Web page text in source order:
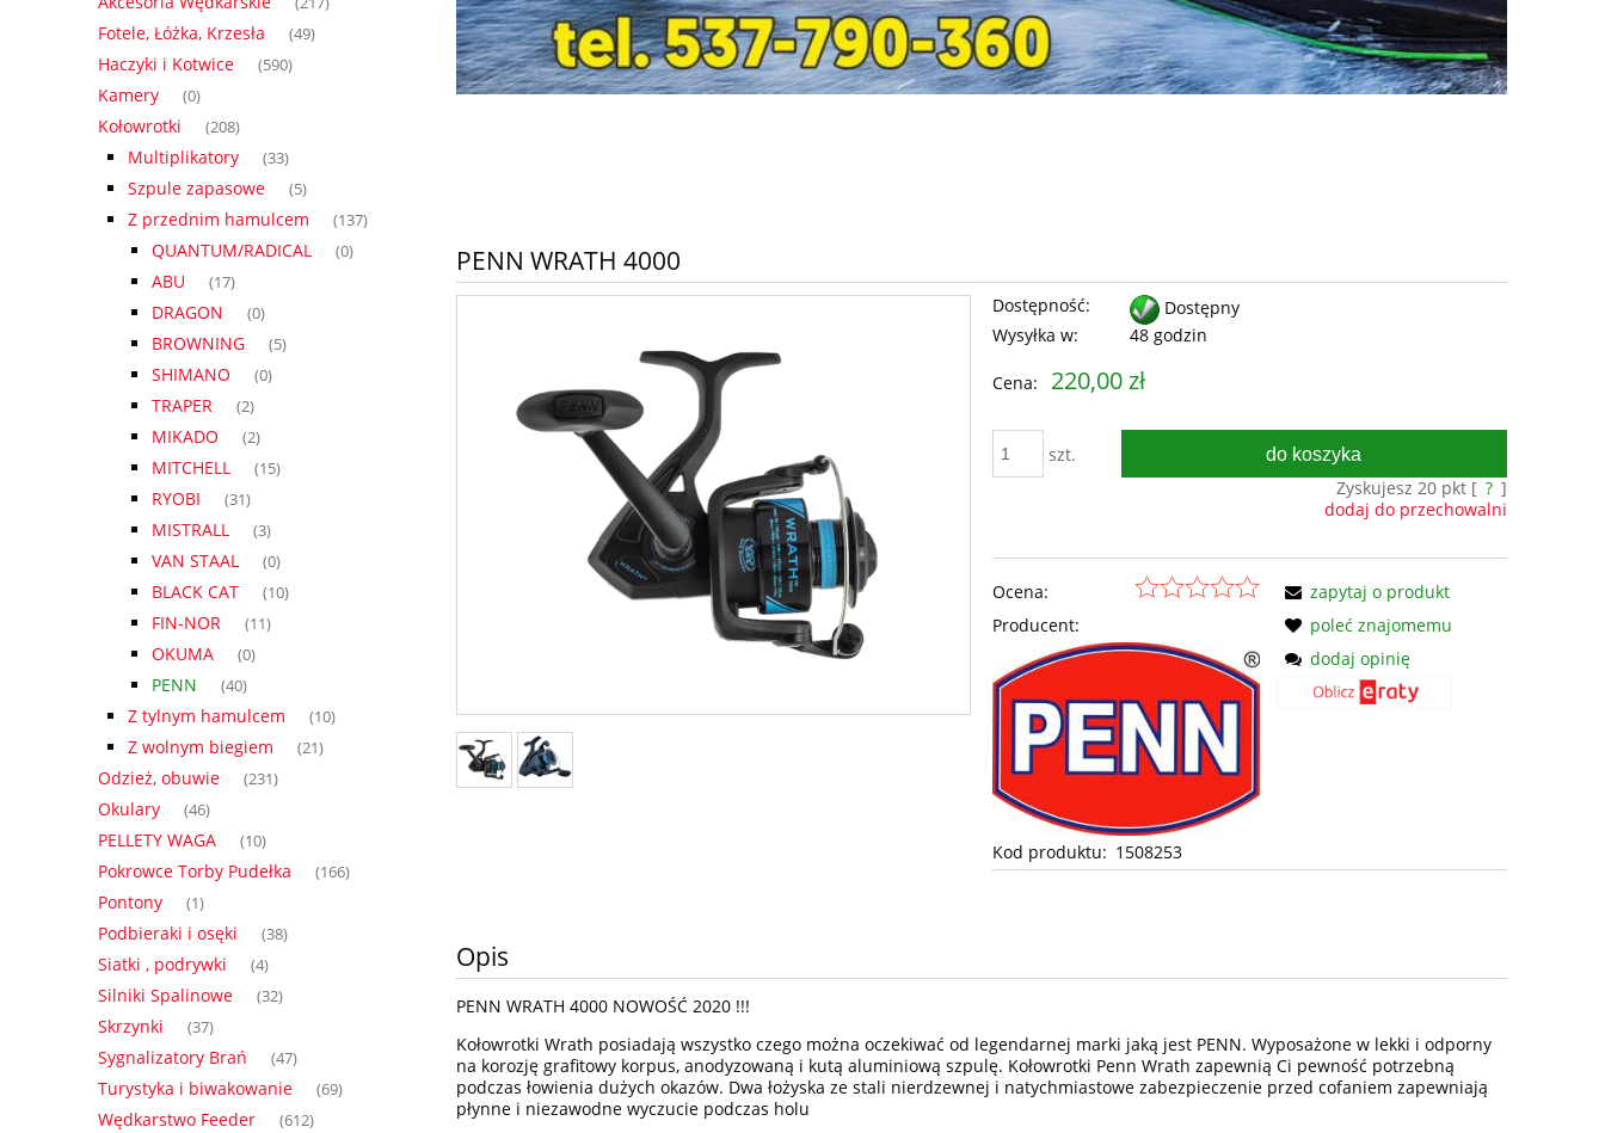
Fotele, Łóżka, Krzesła (49)
Haczyki i Kotwice (590)
Kamery (0)
Kołowrotki (208)
Multiplikatory (33)
Szpule zapasowe (5)
Z przednim hamulcem (137)
QUANTUM/RADICAL (0)
ABU (17)
DRAGON (0)
BROWNING (5)
SHIMANO (0)
TRAPER (2)
MIKADO (2)
MITCHELL (15)
RYOBI (31)
MISTRALL (3)
VAN STAAL (0)
BLACK CAT (10)
FIN-NOR (11)
OKUMA (0)
PENN (40)
Z tylnym hamulcem (10)
Z wolnym biegiem (21)
Odzież, obuwie (231)
Okulary (46)
PELLETY WAGA (10)
Pokrowce Torby Pudełka (166)
Pontony (1)
Podbieraki i osęki (38)
Siatki , podrywki (4)
Silniki Spalinowe (32)
Skrzynki (37)
Sygnalizatory Brań (47)
Turystyka i biwakowanie (69)
Wędkarstwo Feeder (612)
PENN WRATH 4000
Dostępność:
Dostępny
Wysyłka w:
48 godzin
Cena: 220,00 zł
szt. do koszyka
Zyskujesz 20pkt [ ? ]
dodaj do przechowalni
Ocena:
Producent:
Kod produktu: 1508253
zapytaj o produkt
poleć znajomemu
dodaj opinię
Opis
PENN WRATH 4000 NOWOŚĆ 2020 !!!
Kołowrotki Wrath posiadają wszystko czego można oczekiwać od legendarnej marki jaką jest PENN. Wyposażone w lekki i odporny
na korozję grafitowy korpus, anodyzowaną i kutą aluminiową szpulę. Kołowrotki Penn Wrath zapewnią Ci pewność potrzebną
podczas łowienia dużych okazów. Dwa łożyska ze stali nierdzewnej i natychmiastowe zabezpieczenie przed cofaniem zapewniają
płynne i niezawodne wyczucie podczas holu